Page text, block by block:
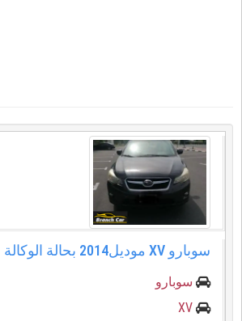
سوبارو XV موديل2014 بحالة الوكالة
سوبارو
XV